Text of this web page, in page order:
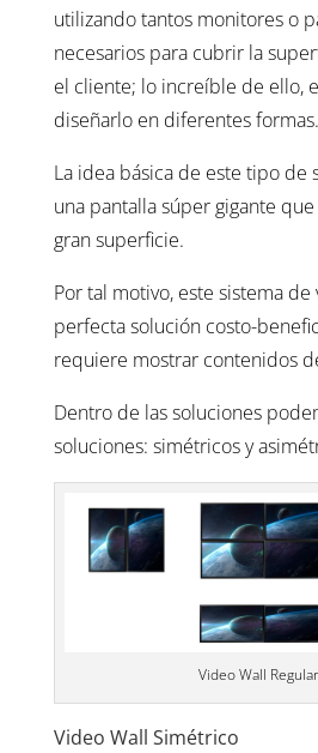
utilizando tantos monitores o
necesarios para cubrir la
el cliente; lo increíble de ello,
diseñarlo en diferentes formas.
La idea básica de este tipo de
una pantalla súper gigante
gran superficie.
Por tal motivo, este sistema de
perfecta solución costo-
requiere mostrar contenidos
Dentro de las soluciones
soluciones: simétricos y
Video Wall Regular
Video Wall Simétrico